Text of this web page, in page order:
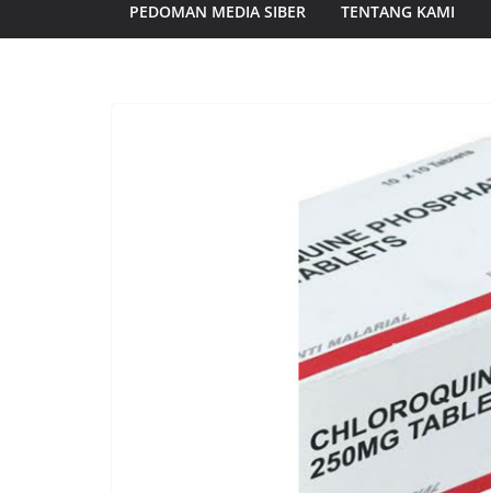
PEDOMAN MEDIA SIBER TENTANG KAMI